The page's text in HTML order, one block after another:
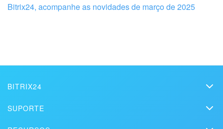
Bitrix24, acompanhe as novidades de março de 2025
BITRIX24
SUPORTE